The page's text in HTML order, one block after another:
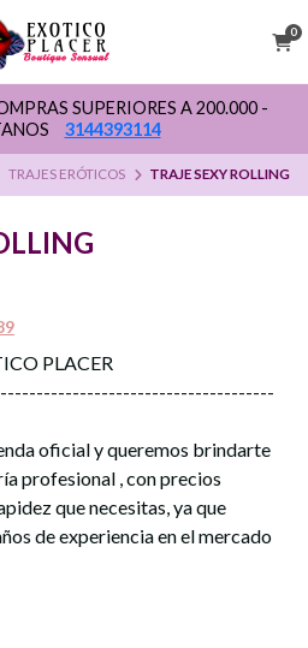
0
SUPERIORES A 200.000 -
3144393114
TRAJES ERÓTICOS TRAJE SEXY ROLLING
PLACER
oficial y queremos brindarte
profesional , con precios
que necesitas, ya que
de experiencia en el mercado